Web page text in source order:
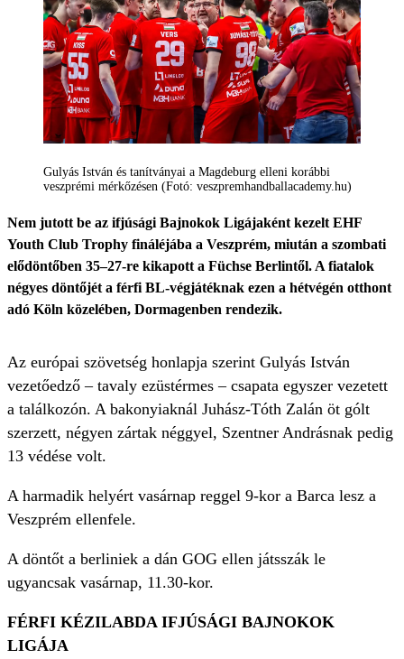
Gulyás István és tanítványai a Magdeburg elleni korábbi
veszprémi mérkőzésen (Fotó: veszpremhandballacademy.hu)
Nem jutott be az ifjúsági Bajnokok Ligájaként kezelt EHF
Youth Club Trophy fináléjába a Veszprém, miután a szombati
elődöntőben 35–27-re kikapott a Füchse Berlintől. A fiatalok
négyes döntőjét a férfi BL-végjátéknak ezen a hétvégén otthont
adó Köln közelében, Dormagenben rendezik.
Az európai szövetség honlapja szerint Gulyás István
vezetőedző – tavaly ezüstérmes – csapata egyszer vezetett
a találkozón. A bakonyiaknál Juhász-Tóth Zalán öt gólt
szerzett, négyen zártak néggyel, Szentner Andrásnak pedig
13 védése volt.
A harmadik helyért vasárnap reggel 9-kor a Barca lesz a
Veszprém ellenfele.
A döntőt a berliniek a dán GOG ellen játsszák le
ugyancsak vasárnap, 11.30-kor.
FÉRFI KÉZILABDA IFJÚSÁGI BAJNOKOK
LIGÁJA